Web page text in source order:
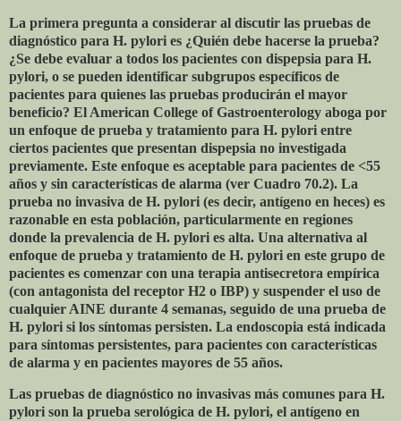
La primera pregunta a considerar al discutir las pruebas de
diagnóstico para H. pylori es ¿Quién debe hacerse la prueba?
¿Se debe evaluar a todos los pacientes con dispepsia para H.
pylori, o se pueden identificar subgrupos específicos de
pacientes para quienes las pruebas producirán el mayor
beneficio? El American College of Gastroenterology aboga por
un enfoque de prueba y tratamiento para H. pylori entre
ciertos pacientes que presentan dispepsia no investigada
previamente. Este enfoque es aceptable para pacientes de <55
años y sin características de alarma (ver Cuadro 70.2). La
prueba no invasiva de H. pylori (es decir, antígeno en heces) es
razonable en esta población, particularmente en regiones
donde la prevalencia de H. pylori es alta. Una alternativa al
enfoque de prueba y tratamiento de H. pylori en este grupo de
pacientes es comenzar con una terapia antisecretora empírica
(con antagonista del receptor H2 o IBP) y suspender el uso de
cualquier AINE durante 4 semanas, seguido de una prueba de
H. pylori si los síntomas persisten. La endoscopia está indicada
para síntomas persistentes, para pacientes con características
de alarma y en pacientes mayores de 55 años.
Las pruebas de diagnóstico no invasivas más comunes para H.
pylori son la prueba serológica de H. pylori, el antígeno en